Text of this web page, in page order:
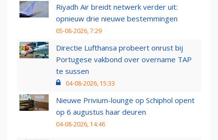
Riyadh Air breidt netwerk verder uit:
opnieuw drie nieuwe bestemmingen
05-08-2026, 7:29
Directie Lufthansa probeert onrust bij
Portugese vakbond over overname TAP
te sussen
04-08-2026, 15:33
Nieuwe Privium-lounge op Schiphol opent
op 6 augustus haar deuren
04-08-2026, 14:46